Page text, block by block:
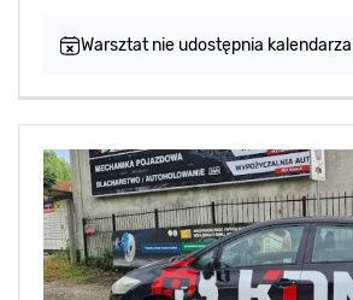
Warsztat nie udostępnia